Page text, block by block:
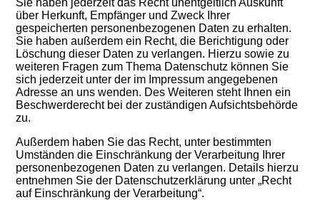
Sie haben jederzeit das Recht unentgeltlich Auskunft
über Herkunft, Empfänger und Zweck Ihrer
gespeicherten personenbezogenen Daten zu erhalten.
Sie haben außerdem ein Recht, die Berichtigung oder
Löschung dieser Daten zu verlangen. Hierzu sowie zu
weiteren Fragen zum Thema Datenschutz können Sie
sich jederzeit unter der im Impressum angegebenen
Adresse an uns wenden. Des Weiteren steht Ihnen ein
Beschwerderecht bei der zuständigen Aufsichtsbehörde
zu.
Außerdem haben Sie das Recht, unter bestimmten
Umständen die Einschränkung der Verarbeitung Ihrer
personenbezogenen Daten zu verlangen. Details hierzu
entnehmen Sie der Datenschutzerklärung unter „Recht
auf Einschränkung der Verarbeitung“.